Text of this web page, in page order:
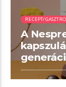
RECEPT/GASZTRO
A